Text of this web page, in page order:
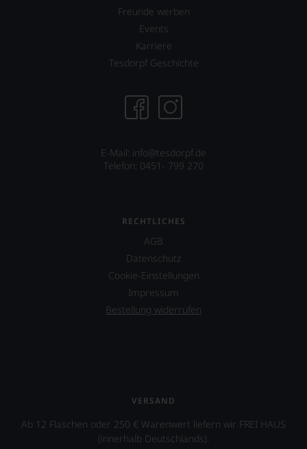
Freunde werben
Events
Karriere
Tesdorpf Geschichte
E-Mail: info@tesdorpf.de
Telefon: 0451- 799 270
RECHTLICHES
AGB
Datenschutz
Cookie-Einstellungen
Impressum
Bestellung widerrufen
VERSAND
Ab 12 Flaschen oder 250 € Warenwert liefern wir FREI HAUS
(innerhalb Deutschlands).